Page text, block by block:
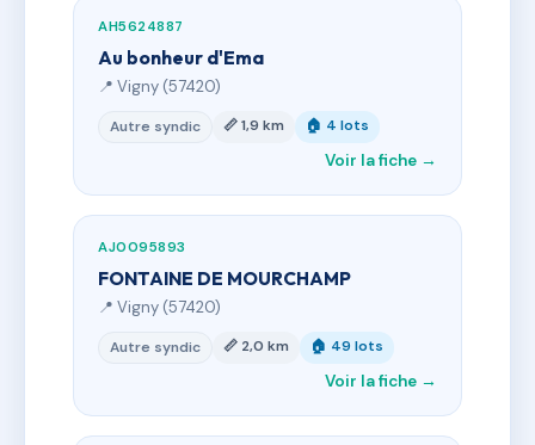
AH5624887
Au bonheur d'Ema
📍 Vigny (57420)
Autre syndic 📏 1,9 km 🏠 4 lots
Voir la fiche →
AJ0095893
FONTAINE DE MOURCHAMP
📍 Vigny (57420)
Autre syndic 📏 2,0 km 🏠 49 lots
Voir la fiche →